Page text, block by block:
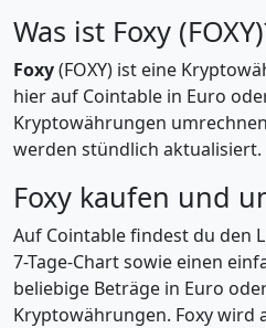
Was ist Foxy
Foxy(FOXY) ist eine
hier auf Cointable in Euro
Kryptowährungen
werden stündlich aktualisiert.
Foxy kaufen und
Auf Cointable findest du den
7-Tage-Chart sowie einen
beliebige Beträge in Euro
Kryptowährungen. Foxy wird